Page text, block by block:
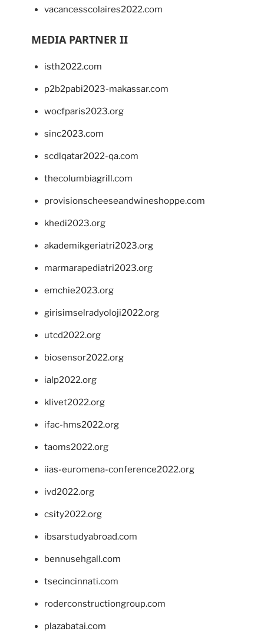
vacancesscolaires2022.com
MEDIA PARTNER II
isth2022.com
p2b2pabi2023-makassar.com
wocfparis2023.org
sinc2023.com
scdlqatar2022-qa.com
thecolumbiagrill.com
provisionscheeseandwineshoppe.com
khedi2023.org
akademikgeriatri2023.org
marmarapediatri2023.org
emchie2023.org
girisimselradyoloji2022.org
utcd2022.org
biosensor2022.org
ialp2022.org
klivet2022.org
ifac-hms2022.org
taoms2022.org
iias-euromena-conference2022.org
ivd2022.org
csity2022.org
ibsarstudyabroad.com
bennusehgall.com
tsecincinnati.com
roderconstructiongroup.com
plazabatai.com